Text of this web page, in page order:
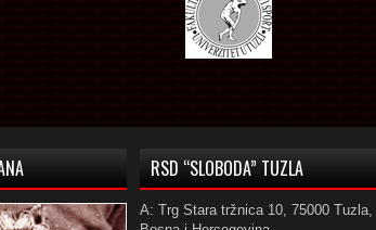
RSD “SLOBODA” TUZLA
A: Trg Stara tržnica 10, 75000 Tuzla,